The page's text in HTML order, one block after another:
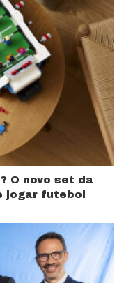
O novo set da
jogar futebol